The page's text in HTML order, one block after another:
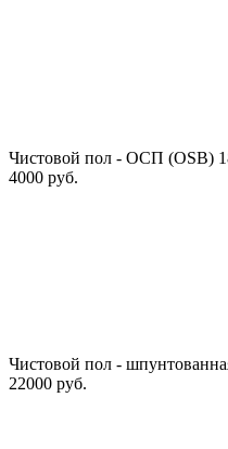
Чистовой пол - ОСП (OSB)
4000 руб.
Чистовой пол -
22000 руб.